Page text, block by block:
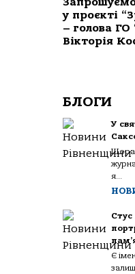
у проєкті
– голова ГО
Вікторія
БЛОГИ
У
я...
Стус
Є